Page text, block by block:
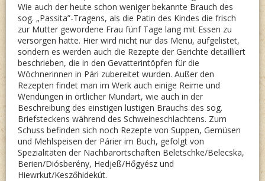
Wie auch der heute schon weniger bekannte Brauch des
sog. „Passita”-Tragens, als die Patin des Kindes die frisch
zur Mutter gewordene Frau fünf Tage lang mit Essen zu
versorgen hatte. Hier wird nicht nur das Menü, aufgelistet,
sondern es werden auch die Rezepte der Gerichte detailliert
beschrieben, die in den Gevatterintöpfen für die
Wöchnerinnen in Pári zubereitet wurden. Außer den
Rezepten findet man im Werk auch einige Reime und
Wendungen in örtlicher Mundart, wie auch in der
Beschreibung des einstigen lustigen Brauchs des sog.
Briefsteckens während des Schweineschlachtens. Zum
Schuss befinden sich noch Rezepte von Suppen, Gemüsen
und Mehlspeisen der Párier im Buch, gefolgt von
Spezialitäten der Nachbarortschaften Beletschke/Belecska,
Berien/Diósberény, Hedjeß/Hőgyész und
Hiewrkut/Keszőhidekút.